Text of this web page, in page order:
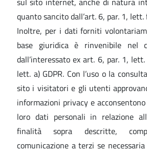
quanto sancito dall’art. 6, par. 1, lett.
Inoltre, per i dati forniti
base giuridica è rinvenibile nel
dall’interessato ex art. 6, par. 1,
lett. a) GDPR. Con l’uso o la
sito i visitatori e gli utenti
informazioni privacy e
loro dati personali in relazione
finalità sopra descritte,
comunicazione a terzi se necessaria